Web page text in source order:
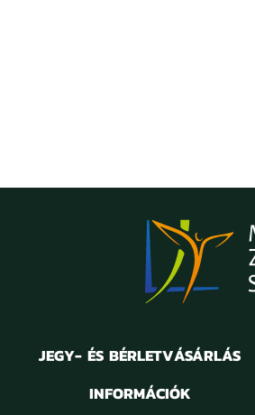
JEGY- ÉS BÉRLETVÁSÁRLÁS
INFORMÁCIÓK